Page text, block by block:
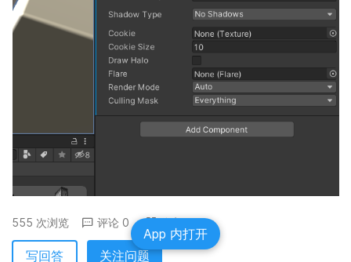
555 次浏览 评论 0 分享
写回答 关注问题
App 内打开